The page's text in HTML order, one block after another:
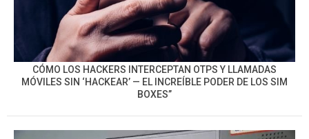
CÓMO LOS HACKERS INTERCEPTAN OTPS Y LLAMADAS
MÓVILES SIN ‘HACKEAR’ — EL INCREÍBLE PODER DE LOS SIM
BOXES”